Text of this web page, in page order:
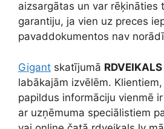
aizsargātas un var rēķināties
garantiju, ja vien uz preces
pavaddokumentos nav
Gigant skatījumā RDVEIKALS
labākajām izvēlēm.
papildus informāciju vienmē
ar uzņēmuma speciālistiem